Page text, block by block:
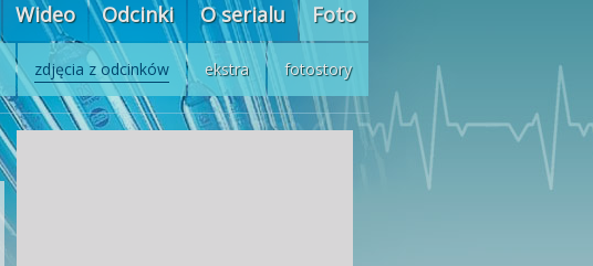
Wideo Odcinki O serialu Foto
fotostory
ekstra
zdjęcia z odcinków